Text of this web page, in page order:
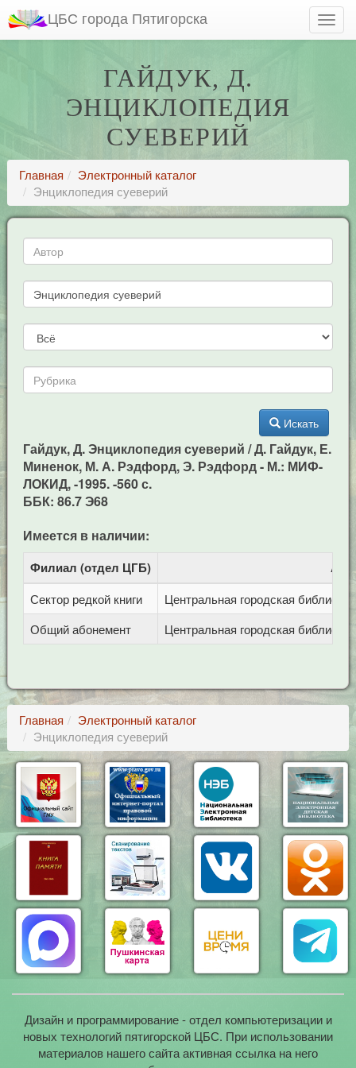
ЦБС города Пятигорска
ГАЙДУК, Д.
ЭНЦИКЛОПЕДИЯ
СУЕВЕРИЙ
Главная
Электронный каталог
Энциклопедия суеверий
Искать
Гайдук, Д. Энциклопедия суеверий / Д. Гайдук, Е.
Миненок, М. А. Рэдфорд, Э. Рэдфорд - М.: МИФ-
ЛОКИД, -1995. -560 с.
ББК: 86.7 Э68
Имеется в наличии:
Филиал (отдел ЦГБ)
Сектор редкой книги
Центральная городская
Общий абонемент
Центральная городская
Главная
Электронный каталог
Энциклопедия суеверий
Дизайн и программирование - отдел компьютеризации и
новых технологий пятигорской ЦБС. При использовании
материалов нашего сайта активная ссылка на него